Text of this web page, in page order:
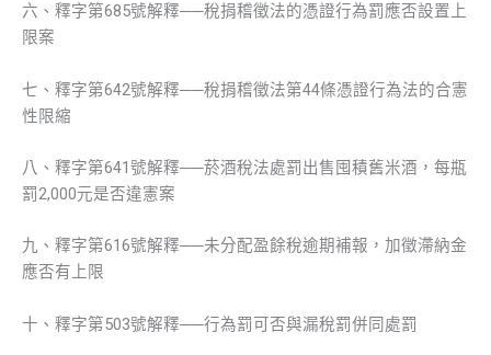
六、釋字第685號解釋──稅捐稽徵法的憑證行為罰應否設置上
限案
七、釋字第642號解釋──稅捐稽徵法第44條憑證行為法的合憲
性限縮
八、釋字第641號解釋──菸酒稅法處罰出售囤積舊米酒，每瓶
罰2,000元是否違憲案
九、釋字第616號解釋──未分配盈餘稅逾期補報，加徵滯納金
應否有上限
十、釋字第503號解釋──行為罰可否與漏稅罰併同處罰